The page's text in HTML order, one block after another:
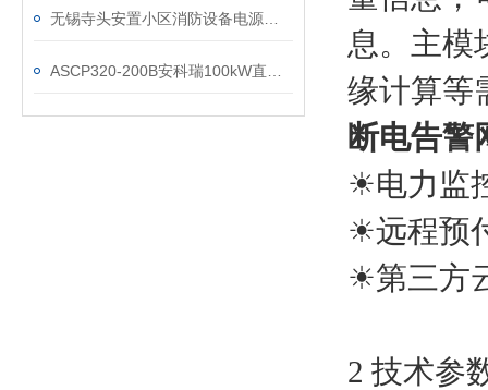
息。主模
缘计算等
断电告警
☀电力监
☀远程预
☀第三方
2 技术参